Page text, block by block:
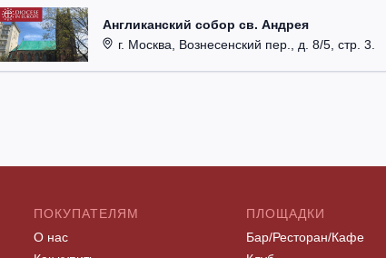
Англиканский собор св. Андрея
г. Москва, Вознесенский пер., д. 8/5, стр. 3.
ПОКУПАТЕЛЯМ
О нас
ПЛОЩАДКИ
Бар/Ресторан/Кафе